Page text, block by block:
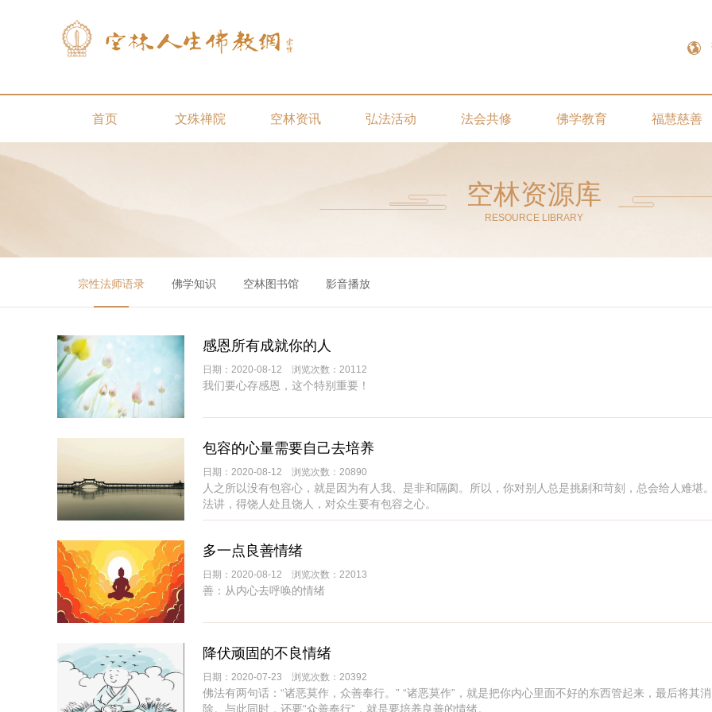
首页 文殊禅院 空林资讯 弘法活动 法会共修 佛学教育 福慧慈善
空林资源库
RESOURCE LIBRARY
宗性法师语录 佛学知识 空林图书馆 影音播放
感恩所有成就你的人
日期：2020-08-12 浏览次数：20112
我们要心存感恩，这个特别重要！
包容的心量需要自己去培养
日期：2020-08-12 浏览次数：20890
人之所以没有包容心，就是因为有人我、是非和隔阂。所以，你对别人总是挑剔和苛刻，总会给人难堪
法讲，得饶人处且饶人，对众生要有包容之心。
多一点良善情绪
日期：2020-08-12 浏览次数：22013
善：从内心去呼唤的情绪
降伏顽固的不良情绪
日期：2020-07-23 浏览次数：20392
佛法有两句话：“诸恶莫作，众善奉行。” “诸恶莫作”，就是把你内心里面不好的东西管起来，最后将其消
除。与此同时，还要“众善奉行”，就是要培养良善的情绪。